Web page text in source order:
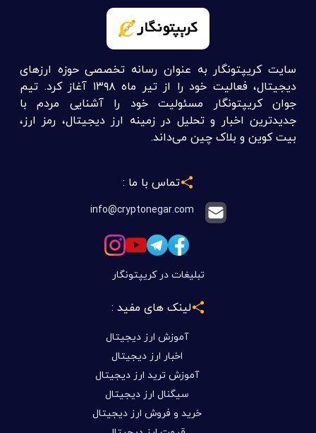
سایت کریپتونگار به عنوان رسانه تخصصی حوزه ارزهای
دیجیتال، فعالیت خود را از تیر ماه ۱۳۹۸ آغاز کرد. تیم
جوان کریپتونگار مسئولیت خود را آشنایی مردم با
جدیدترین اخبار و تحلیل در زمینه ارز دیجیتال، رمز ارز،
بیت کوین و بلاک چین می‌داند.
تماس با ما :
info@cryptonegar.com
تبلیغات در کریپتونگار
لینک های مفید :
آموزش ارز دیجیتال
اخبار ارز دیجیتال
آموزش ترید ارز دیجیتال
سیگنال ارز دیجیتال
خرید و فروش ارز دیجیتال